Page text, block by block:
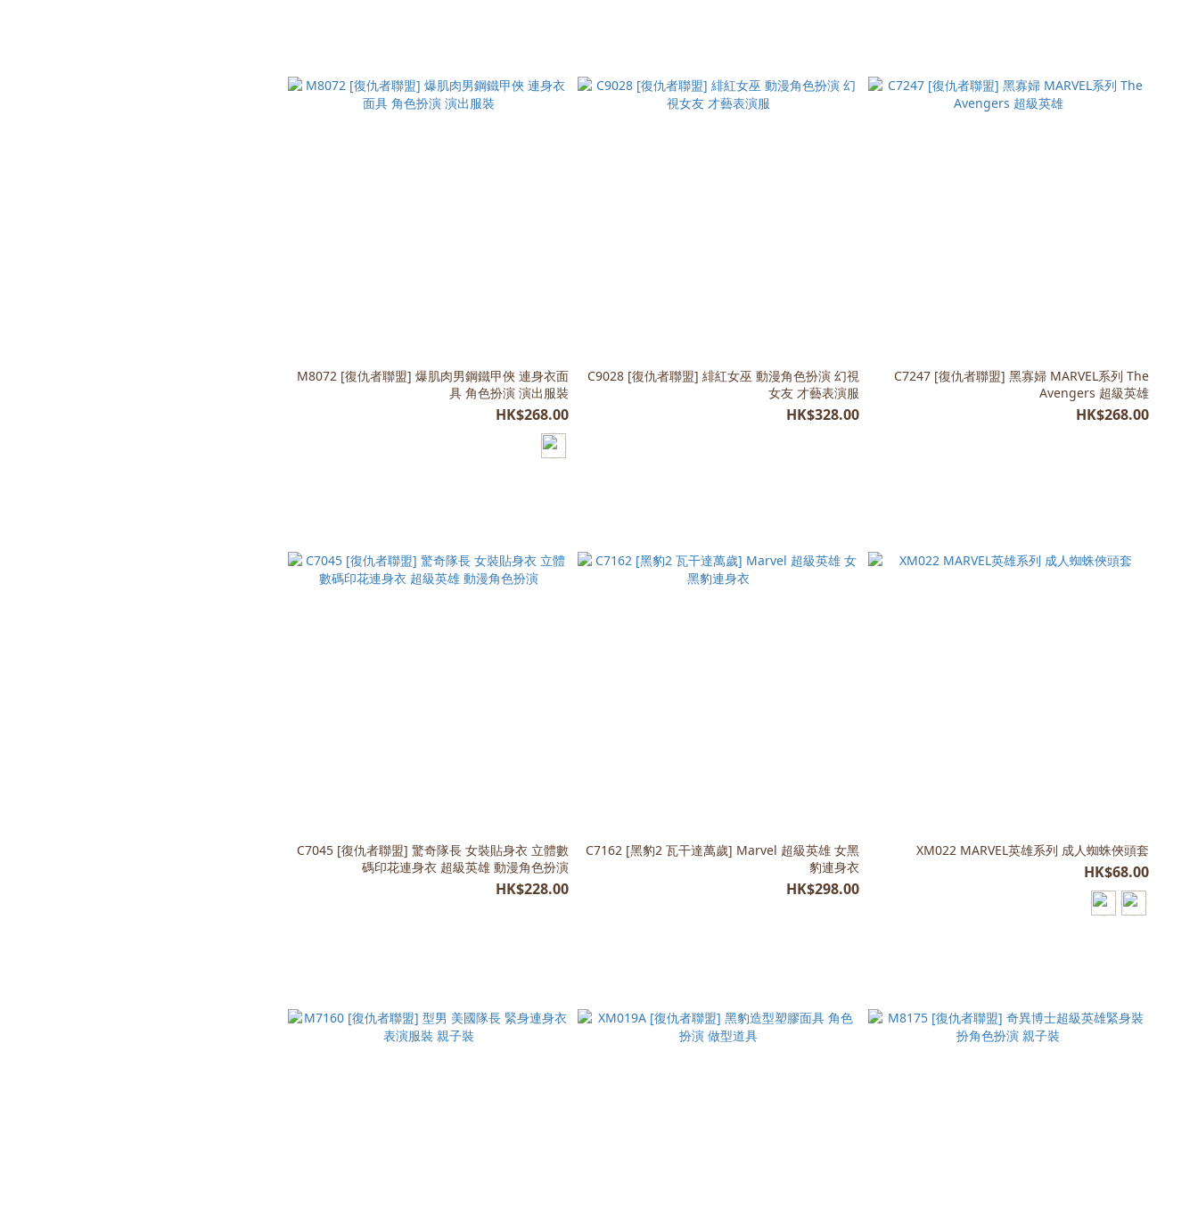
M8072 [復仇者聯盟] 爆肌肉男鋼鐵甲俠 連身衣面
具 角色扮演 演出服裝
HK$268.00
C9028 [復仇者聯盟] 緋紅女巫 動漫角色扮演 幻視
女友 才藝表演服
HK$328.00
C7247 [復仇者聯盟] 黑寡婦 MARVEL系列 The
Avengers 超級英雄
HK$268.00
C7045 [復仇者聯盟] 驚奇隊長 女裝貼身衣 立體數
碼印花連身衣 超級英雄 動漫角色扮演
HK$228.00
C7162 [黑豹2 瓦干達萬歲] Marvel 超級英雄 女黑
豹連身衣
HK$298.00
XM022 MARVEL英雄系列 成人蜘蛛俠頭套
HK$68.00